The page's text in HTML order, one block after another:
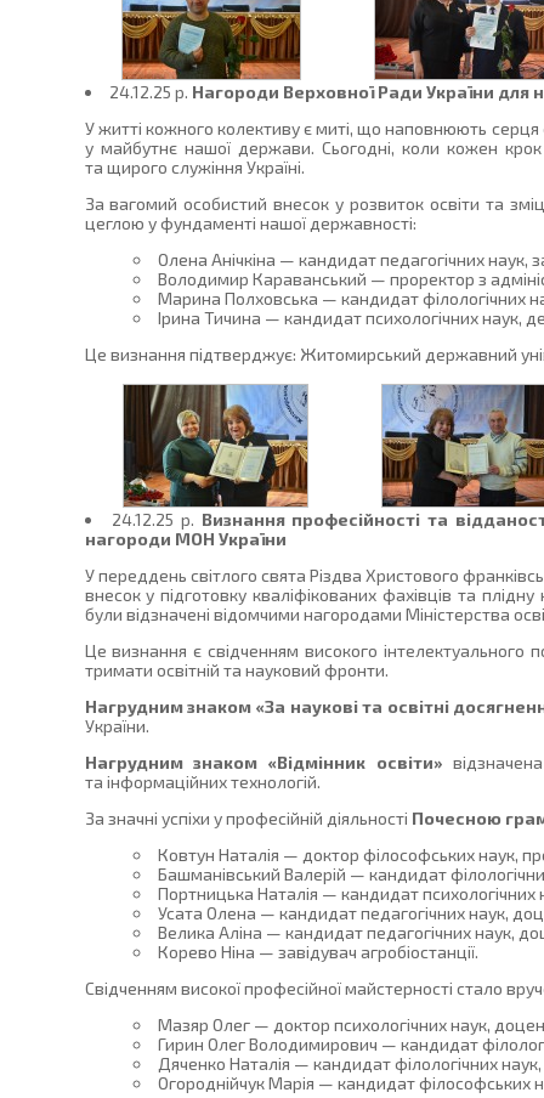
24.12.25 p. Нагороди Верховної Ради України для
У житті кожного колективу є миті, що наповнюють
у майбутнє нашої держави. Сьогодні, коли кожен
та щирого служіння Україні.
За вагомий особистий внесок у розвиток освіти та
цеглою у фундаменті нашої державності:
Олена Анічкіна — кандидат педагогічних наук,
Володимир Караванський — проректор з
Марина Полховська — кандидат філологічних
Ірина Тичина — кандидат психологічних наук,
Це визнання підтверджує: Житомирський державний
24.12.25 p. Визнання професійності та
нагороди МОН України
У переддень світлого свята Різдва Христового
внесок у підготовку кваліфікованих фахівців та
були відзначені відомчими нагородами Міністерства
Це визнання є свідченням високого інтелектуального
тримати освітній та науковий фронти.
Нагрудним знаком «За наукові та освітні
України.
Нагрудним знаком «Відмінник освіти»
та інформаційних технологій.
За значні успіхи у професійній діяльності Почесною
Ковтун Наталія — доктор філософських наук,
Башманівський Валерій — кандидат
Портницька Наталія — кандидат психологічних
Усата Олена — кандидат педагогічних наук,
Велика Аліна — кандидат педагогічних наук,
Корево Ніна — завідувач агробіостанції.
Свідченням високої професійної майстерності стало
Мазяр Олег — доктор психологічних наук,
Гирин Олег Володимирович — кандидат
Дяченко Наталія — кандидат філологічних
Огороднійчук Марія — кандидат філософських